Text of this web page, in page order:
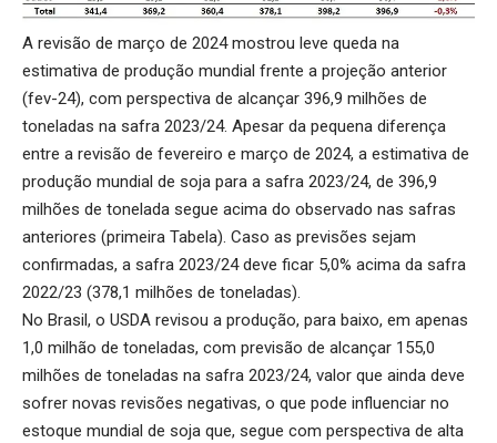
A revisão de março de 2024 mostrou leve queda na
estimativa de produção mundial frente a projeção anterior
(fev-24), com perspectiva de alcançar 396,9 milhões de
toneladas na safra 2023/24. Apesar da pequena diferença
entre a revisão de fevereiro e março de 2024, a estimativa de
produção mundial de soja para a safra 2023/24, de 396,9
milhões de tonelada segue acima do observado nas safras
anteriores (primeira Tabela). Caso as previsões sejam
confirmadas, a safra 2023/24 deve ficar 5,0% acima da safra
2022/23 (378,1 milhões de toneladas).
No Brasil, o USDA revisou a produção, para baixo, em apenas
1,0 milhão de toneladas, com previsão de alcançar 155,0
milhões de toneladas na safra 2023/24, valor que ainda deve
sofrer novas revisões negativas, o que pode influenciar no
estoque mundial de soja que, segue com perspectiva de alta